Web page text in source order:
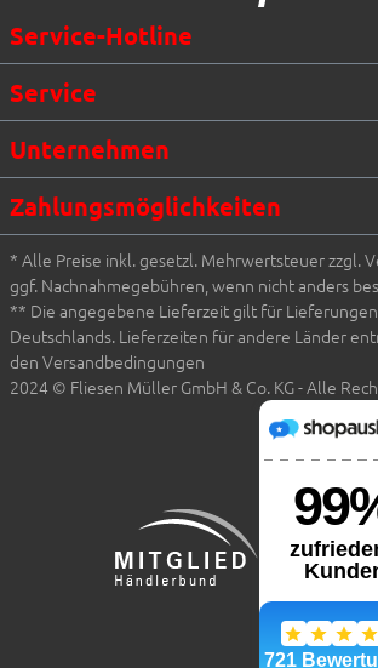
Service-Hotline
Service
Unternehmen
Zahlungsmöglichkeiten
* Alle Preise inkl. gesetzl. Mehrwertsteuer zzgl.
ggf. Nachnahmegebühren, wenn nicht anders
** Die angegebene Lieferzeit gilt für
Deutschlands. Lieferzeiten für andere Länder
den Versandbedingungen
2024 © Fliesen Müller GmbH & Co. KG - Alle